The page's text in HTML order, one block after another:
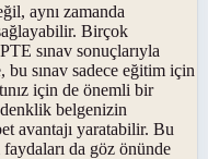
aynı zamanda
Birçok
sınav sonuçlarıyla
sınav sadece eğitim için
için de önemli bir
denklik belgenizin
avantajı yaratabilir. Bu
da göz önünde